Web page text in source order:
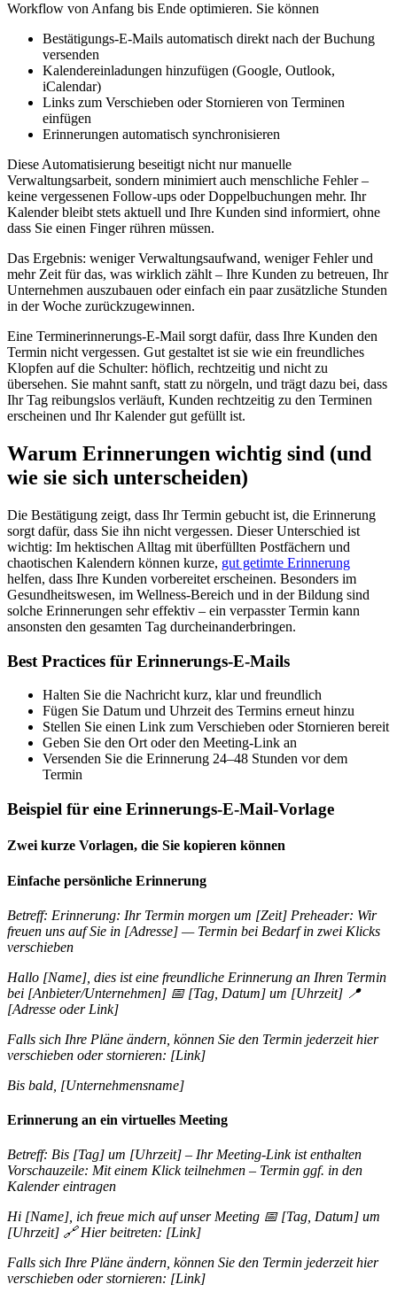
Workflow von Anfang bis Ende optimieren. Sie können
Bestätigungs-E-Mails automatisch direkt nach der Buchung
versenden
Kalendereinladungen hinzufügen (Google, Outlook,
iCalendar)
Links zum Verschieben oder Stornieren von Terminen
einfügen
Erinnerungen automatisch synchronisieren
Diese Automatisierung beseitigt nicht nur manuelle
Verwaltungsarbeit, sondern minimiert auch menschliche Fehler –
keine vergessenen Follow-ups oder Doppelbuchungen mehr. Ihr
Kalender bleibt stets aktuell und Ihre Kunden sind informiert, ohne
dass Sie einen Finger rühren müssen.
Das Ergebnis: weniger Verwaltungsaufwand, weniger Fehler und
mehr Zeit für das, was wirklich zählt – Ihre Kunden zu betreuen, Ihr
Unternehmen auszubauen oder einfach ein paar zusätzliche Stunden
in der Woche zurückzugewinnen.
Eine Terminerinnerungs-E-Mail sorgt dafür, dass Ihre Kunden den
Termin nicht vergessen. Gut gestaltet ist sie wie ein freundliches
Klopfen auf die Schulter: höflich, rechtzeitig und nicht zu
übersehen. Sie mahnt sanft, statt zu nörgeln, und trägt dazu bei, dass
Ihr Tag reibungslos verläuft, Kunden rechtzeitig zu den Terminen
erscheinen und Ihr Kalender gut gefüllt ist.
Warum Erinnerungen wichtig sind (und
wie sie sich unterscheiden)
Die Bestätigung zeigt, dass Ihr Termin gebucht ist, die Erinnerung
sorgt dafür, dass Sie ihn nicht vergessen. Dieser Unterschied ist
wichtig: Im hektischen Alltag mit überfüllten Postfächern und
chaotischen Kalendern können kurze, gut getimte Erinnerung
helfen, dass Ihre Kunden vorbereitet erscheinen. Besonders im
Gesundheitswesen, im Wellness-Bereich und in der Bildung sind
solche Erinnerungen sehr effektiv – ein verpasster Termin kann
ansonsten den gesamten Tag durcheinanderbringen.
Best Practices für Erinnerungs-E-Mails
Halten Sie die Nachricht kurz, klar und freundlich
Fügen Sie Datum und Uhrzeit des Termins erneut hinzu
Stellen Sie einen Link zum Verschieben oder Stornieren bereit
Geben Sie den Ort oder den Meeting-Link an
Versenden Sie die Erinnerung 24–48 Stunden vor dem
Termin
Beispiel für eine Erinnerungs-E-Mail-Vorlage
Zwei kurze Vorlagen, die Sie kopieren können
Einfache persönliche Erinnerung
Betreff: Erinnerung: Ihr Termin morgen um [Zeit] Preheader: Wir
freuen uns auf Sie in [Adresse] — Termin bei Bedarf in zwei Klicks
verschieben
Hallo [Name], dies ist eine freundliche Erinnerung an Ihren Termin
bei [Anbieter/Unternehmen] 📅 [Tag, Datum] um [Uhrzeit] 📍
[Adresse oder Link]
Falls sich Ihre Pläne ändern, können Sie den Termin jederzeit hier
verschieben oder stornieren: [Link]
Bis bald, [Unternehmensname]
Erinnerung an ein virtuelles Meeting
Betreff: Bis [Tag] um [Uhrzeit] – Ihr Meeting-Link ist enthalten
Vorschauzeile: Mit einem Klick teilnehmen – Termin ggf. in den
Kalender eintragen
Hi [Name], ich freue mich auf unser Meeting 📅 [Tag, Datum] um
[Uhrzeit] 🔗 Hier beitreten: [Link]
Falls sich Ihre Pläne ändern, können Sie den Termin jederzeit hier
verschieben oder stornieren: [Link]